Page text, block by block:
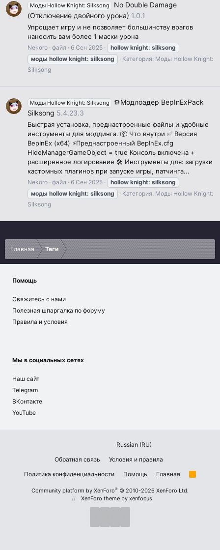
Моды Hollow Knight: Silksong
No Double Damage
(Отключение двойного урона) 1.0.1
Упрощает игру и не позволяет большинству врагов
наносить вам более 1 маски урона
Nekoro файл 6 Сен 2025 hollow knight: silksong
моды hollow knight: silksong Категория: Моды Hollow Knight:
Silksong
Моды Hollow Knight: Silksong
⚙️Модлоадер BepInExPack
Silksong 5.4.23.3
Быстрая установка, преднастроенные файлы и удобные
инструменты для моддинга. 📦 Что внутри ✅ Версия
BepInEx (x64) ⚡Преднастроенный BepInEx.cfg
HideManagerGameObject = true Консоль включена +
расширенное логирование 🛠 Инструменты для: загрузки
кастомных плагинов при запуске игры, патчинга...
Nekoro файл 6 Сен 2025 hollow knight: silksong
моды hollow knight: silksong Категория: Моды Hollow Knight:
Silksong
Главная Теги
Помощь
Свяжитесь с нами
Полезная шпаргалка по форуму
Правила и условия
Мы в социальных сетях
Наш сайт
Telegram
ВКонтакте
YouTube
Russian (RU)
Обратная связь
Условия и правила
Политика конфиденциальности
Помощь Главная
R
Community platform by XenForo® © 2010-2026 XenForo Ltd.
XenForo theme by xenfocus